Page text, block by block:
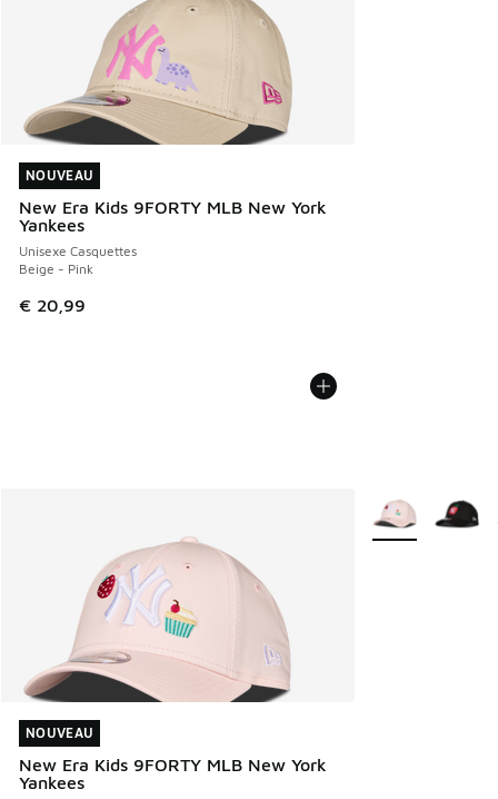
NOUVEAU
New Era Kids 9FORTY MLB New York
Yankees
Unisexe Casquettes
Beige - Pink
€ 20,99
NOUVEAU
NOUVEAU
New Era Kids 9FORTY MLB New York
Yankees
NOUVEAU
Plus de couleurs